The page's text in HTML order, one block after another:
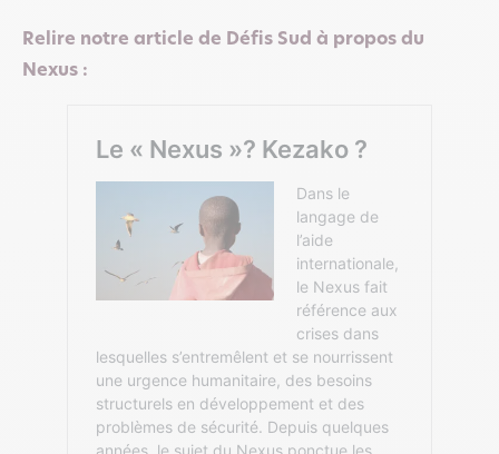
Relire notre article de Défis Sud à propos du
Nexus :